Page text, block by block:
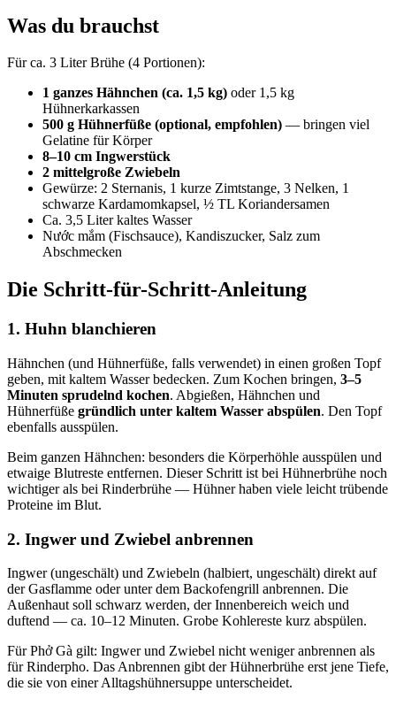
Was du brauchst
Für ca. 3 Liter Brühe (4 Portionen):
1 ganzes Hähnchen (ca. 1,5 kg) oder 1,5 kg
Hühnerkarkassen
500 g Hühnerfüße (optional, empfohlen) — bringen viel
Gelatine für Körper
8–10 cm Ingwerstück
2 mittelgroße Zwiebeln
Gewürze: 2 Sternanis, 1 kurze Zimtstange, 3 Nelken, 1
schwarze Kardamomkapsel, ½ TL Koriandersamen
Ca. 3,5 Liter kaltes Wasser
Nước mắm (Fischsauce), Kandiszucker, Salz zum
Abschmecken
Die Schritt-für-Schritt-Anleitung
1. Huhn blanchieren
Hähnchen (und Hühnerfüße, falls verwendet) in einen großen Topf
geben, mit kaltem Wasser bedecken. Zum Kochen bringen, 3–5
Minuten sprudelnd kochen. Abgießen, Hähnchen und
Hühnerfüße gründlich unter kaltem Wasser abspülen. Den Topf
ebenfalls ausspülen.
Beim ganzen Hähnchen: besonders die Körperhöhle ausspülen und
etwaige Blutreste entfernen. Dieser Schritt ist bei Hühnerbrühe noch
wichtiger als bei Rinderbrühe — Hühner haben viele leicht trübende
Proteine im Blut.
2. Ingwer und Zwiebel anbrennen
Ingwer (ungeschält) und Zwiebeln (halbiert, ungeschält) direkt auf
der Gasflamme oder unter dem Backofengrill anbrennen. Die
Außenhaut soll schwarz werden, der Innenbereich weich und
duftend — ca. 10–12 Minuten. Grobe Kohlereste kurz abspülen.
Für Phở Gà gilt: Ingwer und Zwiebel nicht weniger anbrennen als
für Rinderpho. Das Anbrennen gibt der Hühnerbrühe erst jene Tiefe,
die sie von einer Alltagshühnersuppe unterscheidet.